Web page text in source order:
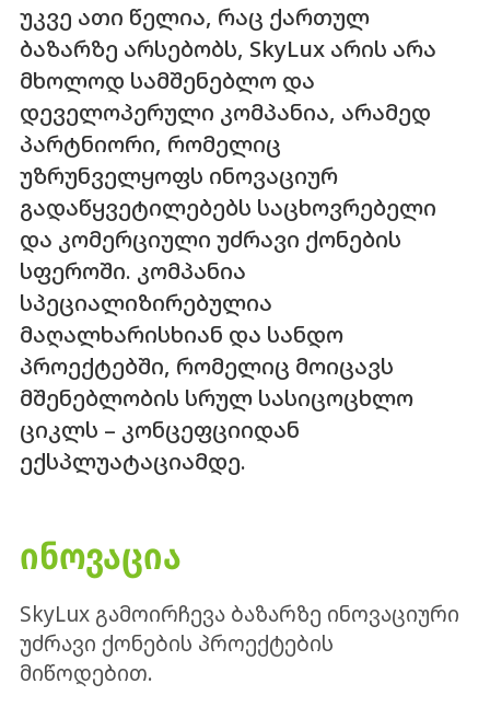
უკვე ათი წელია, რაც ქართულ
ბაზარზე არსებობს, SkyLux არის არა
მხოლოდ სამშენებლო და
დეველოპერული კომპანია, არამედ
პარტნიორი, რომელიც
უზრუნველყოფს ინოვაციურ
გადაწყვეტილებებს საცხოვრებელი
და კომერციული უძრავი ქონების
სფეროში. კომპანია
სპეციალიზირებულია
მაღალხარისხიან და სანდო
პროექტებში, რომელიც მოიცავს
მშენებლობის სრულ სასიცოცხლო
ციკლს – კონცეფციიდან
ექსპლუატაციამდე.
ᲘᲜᲝᲕᲐᲪᲘᲐ
SkyLux გამოირჩევა ბაზარზე ინოვაციური
უძრავი ქონების პროექტების
მიწოდებით.